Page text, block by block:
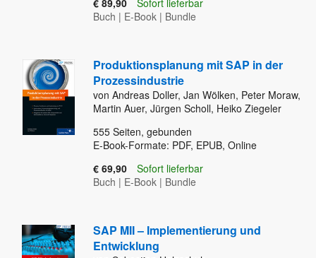
€ 89,90
Sofort lieferbar
Buch | E-Book | Bundle
Produktionsplanung mit SAP in der
Prozessindustrie
von Andreas Doller, Jan Wölken, Peter Moraw,
Martin Auer, Jürgen Scholl, Heiko Ziegeler
555 Seiten, gebunden
E-Book-Formate: PDF, EPUB, Online
€ 69,90
Sofort lieferbar
Buch | E-Book | Bundle
SAP MII – Implementierung und
Entwicklung